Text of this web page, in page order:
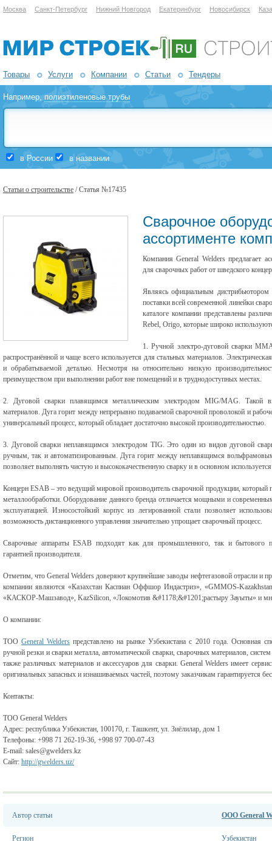
Москва Санкт-Петербург Нижний Новгород Екатеринбург Новосибирск
Товары Услуги Компании Статьи Тендеры
Например,полиэтиленовые трубы
в России в названии
Статьи о строительстве / Статья №17435
Сварочное
ассортименте
Компания General Welders предлагает
для сварочных работ от шведского
Являясь официальным дистрибьютором
поставки всей современной линейки
каталоге компании представлены
Rebel, Origo, которые широко
1. Ручной электро-дуговой сварки
распространённой и чаще всего используется для стальных материалов.
и обрабатываемой деталью. Несмотря на относительно низкую
преимуществом при выполнении работ вне помещений и в труднодоступных местах.
2. Дуговой сварки плавящимся металлическим электродом MIG/MAG. Такой
материалов. Дуга горит между непрерывно подаваемой сварочной проволокой и
универсальный процесс, который обладает достаточно высокой производительностью.
3. Дуговой сварки неплавящимся электродом TIG. Это один из видов дуговой
ручным, так и автоматизированным. Дуга горит между неплавящимся
позволяет выполнять чистую и высококачественную сварку и в основном
Концерн ESAB – это ведущий мировой производитель сварочной продукции,
металлообработки. Оборудование данного бренда отличается мощными и
эксплуатацией. Износостойкий корпус из легированной стали позволяет
возможность дистанционного управления значительно упрощает сварочный процесс.
Сварочные аппараты ESAB подходят как для промышленного, так и бытового
гарантией производителя.
Отметим, что General Welders доверяют крупнейшие заводы нефтегазовой отрасли и
компании являются «Казахстан Каспиан Оффшор Индастриз», «GMMOS-
«КАСКОР-Машзавод», KazSilicon, «Локомотив &#1178;&#1201;растыру Зауыты» и
О компании:
TOOGeneral Welders представлено на рынке Узбекистана с 2010 года. Основная
ручной резки и сварки металла, автоматической сварки, сварочных материалов,
также различных материалов и аксессуаров для сварки. General Welders имеет
оригинальных запасных и изнашиваемых частей, поэтому заказчикам гарантируется
Контакты:
TOO General Welders
Адрес: республика Узбекистан, 100170, г. Ташкент, ул. Зиёлилар, дом 1
Телефоны: +998 71 262-19-36, +998 97 700-07-43
E-mail: sales@gwelders.kz
Сайт: http://gwelders.uz/
Автор статьи ООО General
Регион Узбекистан